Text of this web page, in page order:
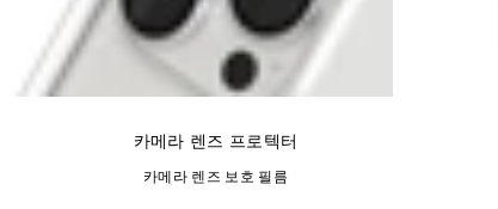
카메라 렌즈 프로텍터
카메라 렌즈 보호 필름